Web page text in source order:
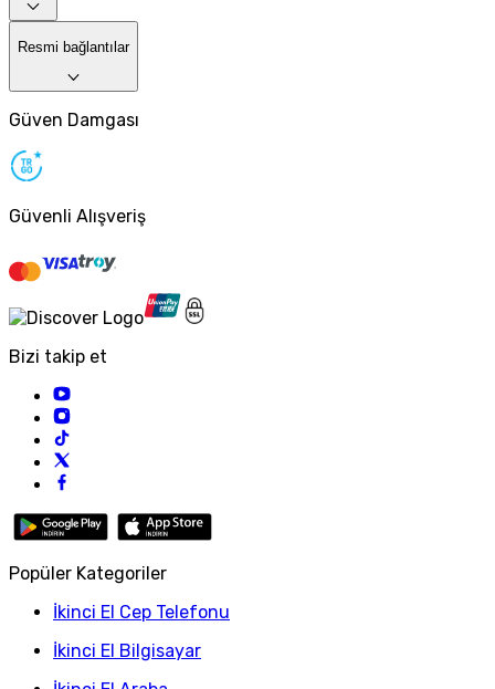
Resmi bağlantılar
Güven Damgası
Güvenli Alışveriş
Bizi takip et
Popüler Kategoriler
İkinci El Cep Telefonu
İkinci El Bilgisayar